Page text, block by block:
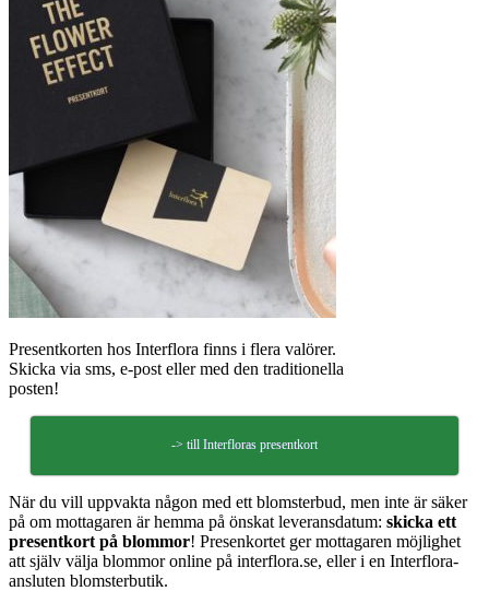
Presentkorten hos Interflora finns i flera valörer.
Skicka via sms, e-post eller med den traditionella
posten!
-> till Interfloras presentkort
När du vill uppvakta någon med ett blomsterbud, men inte är säker
på om mottagaren är hemma på önskat leveransdatum: skicka ett
presentkort på blommor! Presenkortet ger mottagaren möjlighet
att själv välja blommor online på interflora.se, eller i en Interflora-
ansluten blomsterbutik.